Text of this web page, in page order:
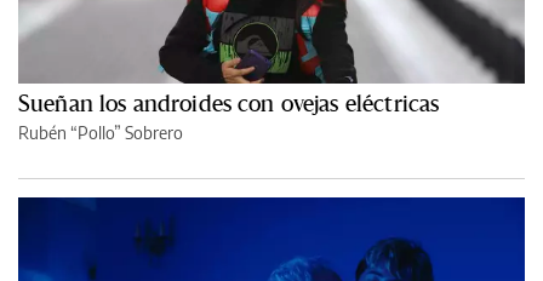
Sueñan los androides con ovejas eléctricas
Rubén “Pollo” Sobrero